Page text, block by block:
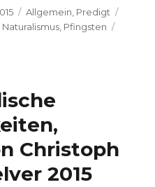
Kategorien
Allgemein, Predigt
Naturalismus, Pfingsten
Christoph
2015